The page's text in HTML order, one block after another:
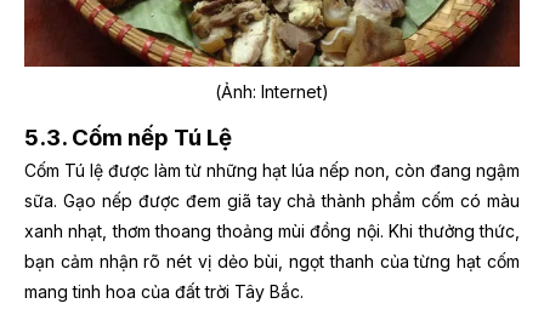
(Ảnh: Internet)
5.3. Cốm nếp Tú Lệ
Cốm Tú lệ được làm từ những hạt lúa nếp non, còn đang ngậm
sữa. Gạo nếp được đem giã tay chả thành phẩm cốm có màu
xanh nhạt, thơm thoang thoảng mùi đồng nội. Khi thưởng thức,
bạn cảm nhận rõ nét vị dẻo bùi, ngọt thanh của từng hạt cốm
mang tinh hoa của đất trời Tây Bắc.